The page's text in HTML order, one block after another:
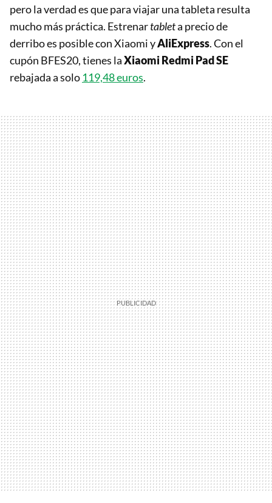
pero la verdad es que para viajar una tableta resulta
mucho más práctica. Estrenartableta precio de
derribo es posible con Xiaomi yAliExpress. Con el
cupón BFES20, tienes laXiaomi Redmi Pad SE
rebajada a solo 119,48 euros.